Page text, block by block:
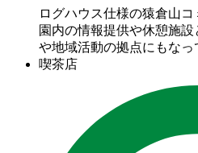
ログハウス仕様の猿倉山コ
園内の情報提供や休憩施
や地域活動の拠点にもなっ
喫茶店